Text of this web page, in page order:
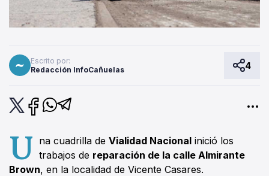
Escrito por:
Redacción InfoCañuelas
4
U na cuadrilla deVialidad Nacional inició los
trabajos de reparación de la calle Almirante
Brown, en la localidad de Vicente Casares.